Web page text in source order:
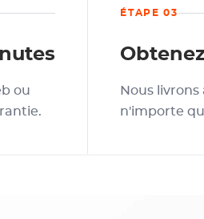
ou
ÉTAPE 03
Nous
n'importe